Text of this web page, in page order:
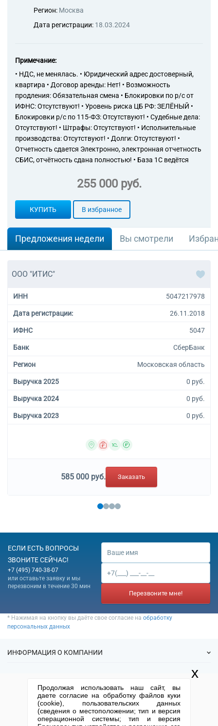
Регион: Москва
Дата регистрации: 18.03.2024
Примечание:
• НДС, не менялась. • Юридический адрес достоверный,
квартира • Договор аренды: Нет! • Возможность
продления: Обязательная смена • Блокировки по р/с от
ИФНС: Отсутствуют! • Уровень риска ЦБ РФ: ЗЕЛЁНЫЙ •
Блокировки р/с по 115-ФЗ: Отсутствуют! • Судебные дела:
Отсутствуют! • Штрафы: Отсутствуют! • Исполнительные
производства: Отсутствуют! • Долги: Отсутствуют! •
Отчетность сдается Электронно, электронная отчетность
СБИС, отчётность сдана полностью! • База 1С ведётся
255 000 руб.
КУПИТЬ В избранное
Предложения недели Вы смотрели
ООО "ИТИС"
ИНН 5047217978
Дата регистрации: 26.11.2018
ИФНС 5047
Банк СберБанк
Регион Московская область
Выручка 2025 0 руб.
Выручка 2024 0 руб.
Выручка 2023 0 руб.
585 000 руб. Заказать
ЕСЛИ ЕСТЬ ВОПРОСЫ
ЗВОНИТЕ СЕЙЧАС!
+7 (495) 740-38-07
или оставьте заявку и мы
перезвоним в течение 30 мин
Перезвоните мне!
* Нажимая на кнопку вы даёте свое согласие на обработку
персональных данных
ИНФОРМАЦИЯ О КОМПАНИИ
Спецпредложения
Готовые фирмы
Продажа фирм
КОНТАКТНАЯ ИНФОРМАЦИЯ
+7 (495) 740-38-07 mail@1-urist.ru
Продолжая использовать наш сайт, вы
даете согласие на обработку файлов куки
(cookie), пользовательских данных
(сведения о местоположении; тип и версия
операционной системы; тип и версия
x